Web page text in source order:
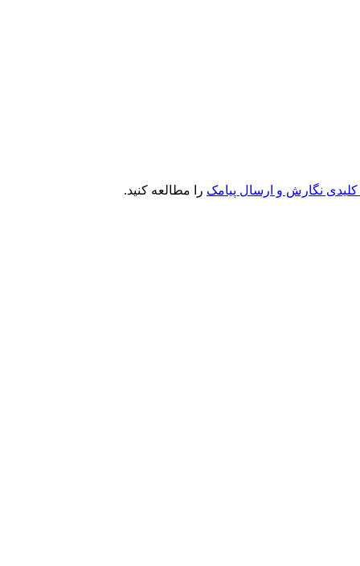
نگارش و ارسال پیامک را مطالعه کنید.